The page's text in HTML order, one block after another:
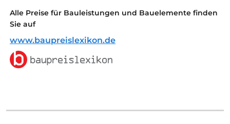
Alle Preise für Bauleistungen und Bauelemente finden
Sie auf
www.baupreislexikon.de